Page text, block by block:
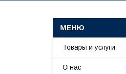
Товары и услуги
О нас